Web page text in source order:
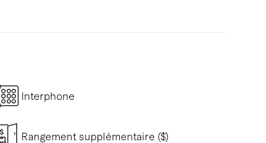
Interphone
Rangement supplémentaire ($)